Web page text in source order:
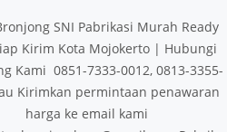
SNI Pabrikasi Murah Ready
Kirim Kota Mojokerto | Hubungi
Kami 0851-7333-0012, 0813-3355-
Kirimkan permintaan penawaran
harga ke email kami